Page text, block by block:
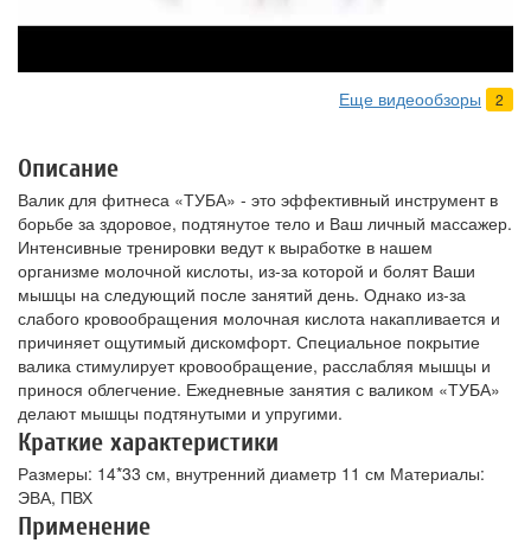
Еще видеообзоры 2
Описание
Валик для фитнеса «ТУБА» - это эффективный инструмент в
борьбе за здоровое, подтянутое тело и Ваш личный массажер.
Интенсивные тренировки ведут к выработке в нашем
организме молочной кислоты, из-за которой и болят Ваши
мышцы на следующий после занятий день. Однако из-за
слабого кровообращения молочная кислота накапливается и
причиняет ощутимый дискомфорт. Специальное покрытие
валика стимулирует кровообращение, расслабляя мышцы и
принося облегчение. Ежедневные занятия с валиком «ТУБА»
делают мышцы подтянутыми и упругими.
Краткие характеристики
Размеры: 14*33 см, внутренний диаметр 11 см Материалы:
ЭВА, ПВХ
Применение